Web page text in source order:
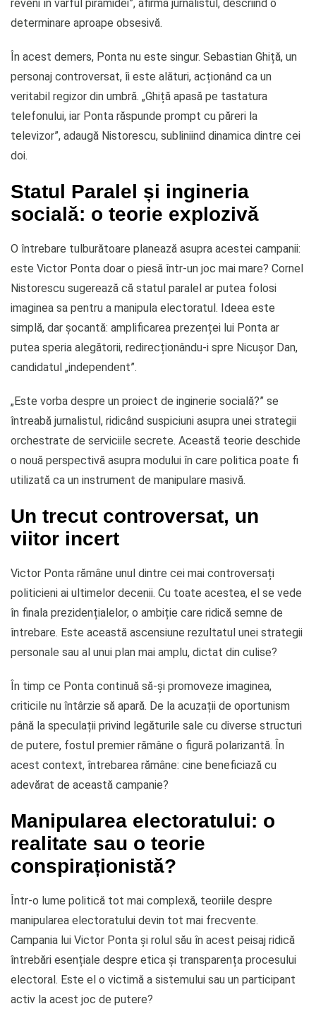
reveni în vârful piramidei”, afirmă jurnalistul, descriind o
determinare aproape obsesivă.
În acest demers, Ponta nu este singur. Sebastian Ghiță, un
personaj controversat, îi este alături, acționând ca un
veritabil regizor din umbră. „Ghiță apasă pe tastatura
telefonului, iar Ponta răspunde prompt cu păreri la
televizor”, adaugă Nistorescu, subliniind dinamica dintre cei
doi.
Statul Paralel și ingineria
socială: o teorie explozivă
O întrebare tulburătoare planează asupra acestei campanii:
este Victor Ponta doar o piesă într-un joc mai mare? Cornel
Nistorescu sugerează că statul paralel ar putea folosi
imaginea sa pentru a manipula electoratul. Ideea este
simplă, dar șocantă: amplificarea prezenței lui Ponta ar
putea speria alegătorii, redirecționându-i spre Nicușor Dan,
candidatul „independent”.
„Este vorba despre un proiect de inginerie socială?” se
întreabă jurnalistul, ridicând suspiciuni asupra unei strategii
orchestrate de serviciile secrete. Această teorie deschide
o nouă perspectivă asupra modului în care politica poate fi
utilizată ca un instrument de manipulare masivă.
Un trecut controversat, un
viitor incert
Victor Ponta rămâne unul dintre cei mai controversați
politicieni ai ultimelor decenii. Cu toate acestea, el se vede
în finala prezidențialelor, o ambiție care ridică semne de
întrebare. Este această ascensiune rezultatul unei strategii
personale sau al unui plan mai amplu, dictat din culise?
În timp ce Ponta continuă să-și promoveze imaginea,
criticile nu întârzie să apară. De la acuzații de oportunism
până la speculații privind legăturile sale cu diverse structuri
de putere, fostul premier rămâne o figură polarizantă. În
acest context, întrebarea rămâne: cine beneficiază cu
adevărat de această campanie?
Manipularea electoratului: o
realitate sau o teorie
conspiraționistă?
Într-o lume politică tot mai complexă, teoriile despre
manipularea electoratului devin tot mai frecvente.
Campania lui Victor Ponta și rolul său în acest peisaj ridică
întrebări esențiale despre etica și transparența procesului
electoral. Este el o victimă a sistemului sau un participant
activ la acest joc de putere?